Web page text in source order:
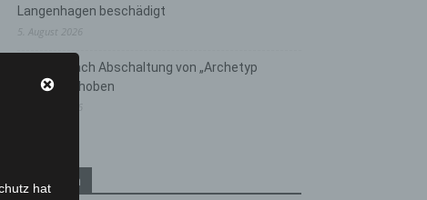
Langenhagen beschädigt
5. August 2026
Anklage nach Abschaltung von „Archetyp
Market“ erhoben
Kategorien
hat